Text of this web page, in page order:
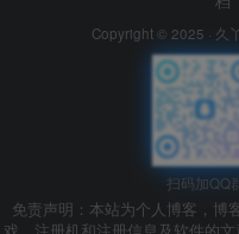
Copyright © 2025 · 久
扫码加QQ
免责声明：本站为个人博客，博